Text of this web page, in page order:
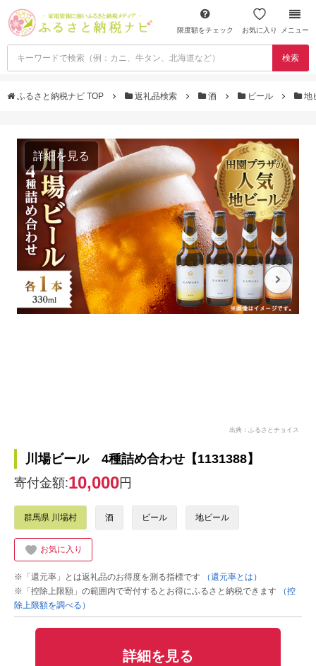
限度額をチェック お気に入り メニュー
検索
ふるさと納税ナビ TOP 返礼品検索 酒 ビール 地
詳細を見る
出典：ふるさとチョイス
川場ビール 4種詰め合わせ【1131388】
寄付金額:10,000円
群馬県 川場村 酒 ビール 地ビール
お気に入り
※「還元率」とは返礼品のお得度を測る指標です
（還元率とは）
※「控除上限額」の範囲内で寄付するとお得にふるさと納税できます
（控
除上限額を調べる）
詳細を見る